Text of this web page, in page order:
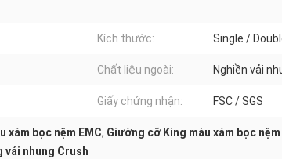
Kích thước: Single /
Chất liệu ngoài: Nghiền vải
Giấy chứng nhận: FSC / SGS
xám bọc nệm EMC, Giường cỡ King màu xám bọc nệm
vải nhung Crush